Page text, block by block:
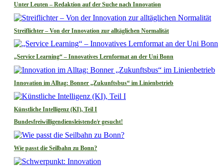
Unter Leuten – Redaktion auf der Suche nach Innovation
Streiflichter – Von der Innovation zur alltäglichen Normalität
„Service Learning“ – Innovatives Lernformat an der Uni Bonn
Innovation im Alltag: Bonner „Zukunftsbus“ im Linienbetrieb
Künstliche Intelligenz (KI), Teil I
Bundesfreiwilligendiensleistende/r gesucht!
Wie passt die Seilbahn zu Bonn?